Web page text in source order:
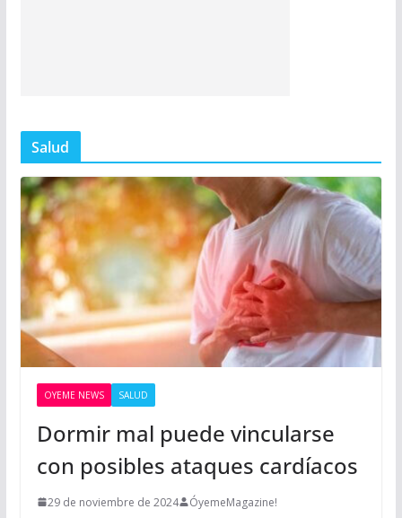
Salud
OYEME NEWS SALUD
Dormir mal puede vincularse
con posibles ataques cardíacos
29 de noviembre de 2024 ÓyemeMagazine!